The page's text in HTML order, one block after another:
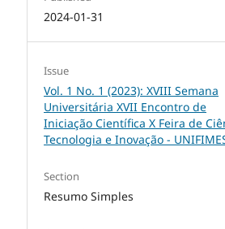
2024-01-31
Issue
Vol. 1 No. 1 (2023): XVIII Semana
Universitária XVII Encontro de
Iniciação Científica X Feira de
Tecnologia e Inovação -
Section
Resumo Simples